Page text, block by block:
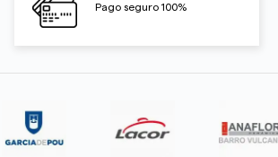
Pago seguro 100%